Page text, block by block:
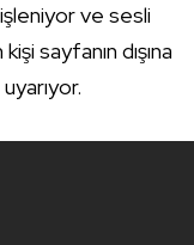
işleniyor ve sesli
sayfanın dışına